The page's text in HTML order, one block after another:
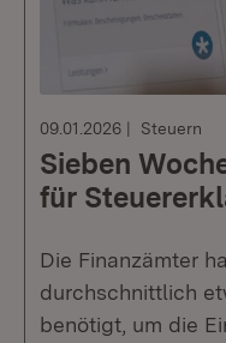
09.01.2026 Steuern
Sieben
für
Die Finanzämter
durchschnittlich
benötigt, um die